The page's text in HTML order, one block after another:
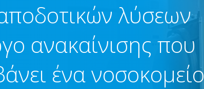
λύσεων
ανακαίνισης που
ένα νοσοκομείο